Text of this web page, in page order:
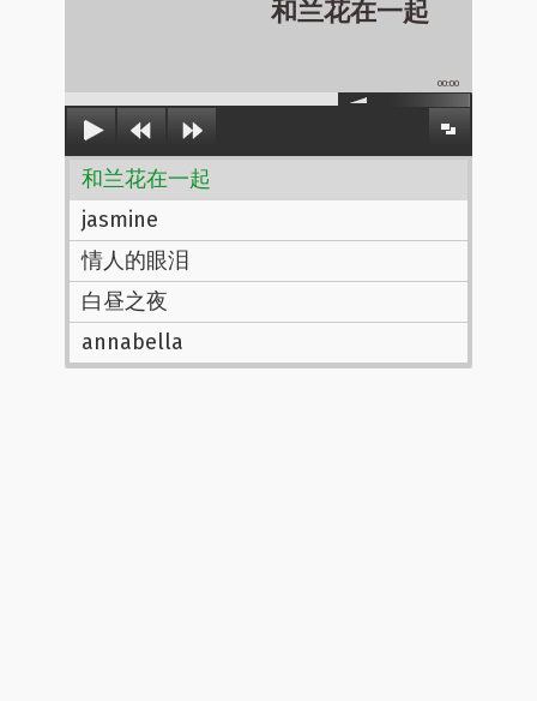
和兰花在一起
00:00
和兰花在一起
jasmine
情人的眼泪
白昼之夜
annabella